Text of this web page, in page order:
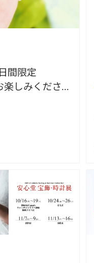
間限定
楽しみください